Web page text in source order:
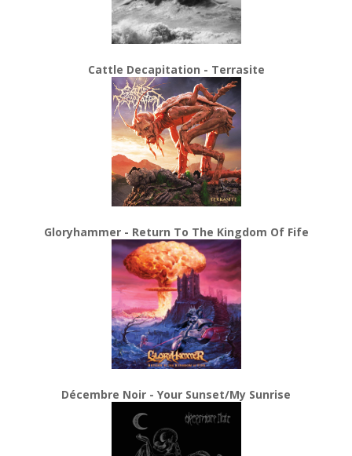
Cattle Decapitation - Terrasite
Gloryhammer - Return To The Kingdom Of Fife
Décembre Noir - Your Sunset/My Sunrise